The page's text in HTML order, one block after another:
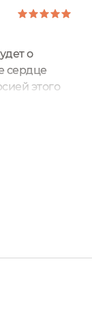
о
сердце
этого
когда
но